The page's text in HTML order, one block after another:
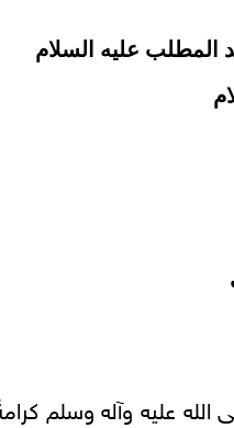
المطلب‏ عليه السلام
عليه وآله وسلم